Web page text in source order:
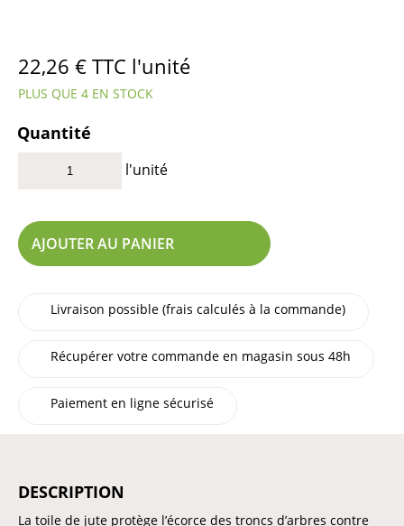
22,26 € TTC l'unité
PLUS QUE 4 EN STOCK
Quantité
l'unité
AJOUTER AU PANIER
Livraison possible (frais calculés à la commande)
Récupérer votre commande en magasin sous 48h
Paiement en ligne sécurisé
DESCRIPTION
La toile de jute protège l’écorce des troncs d’arbres contre